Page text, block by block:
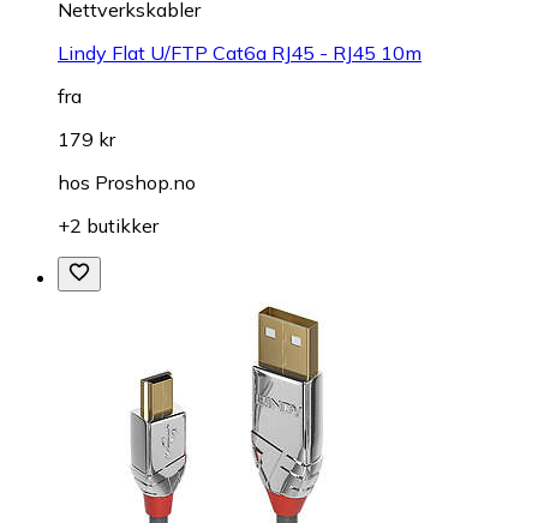
Nettverkskabler
Lindy Flat U/FTP Cat6a RJ45 - RJ45 10m
fra
179 kr
hos Proshop.no
+2 butikker